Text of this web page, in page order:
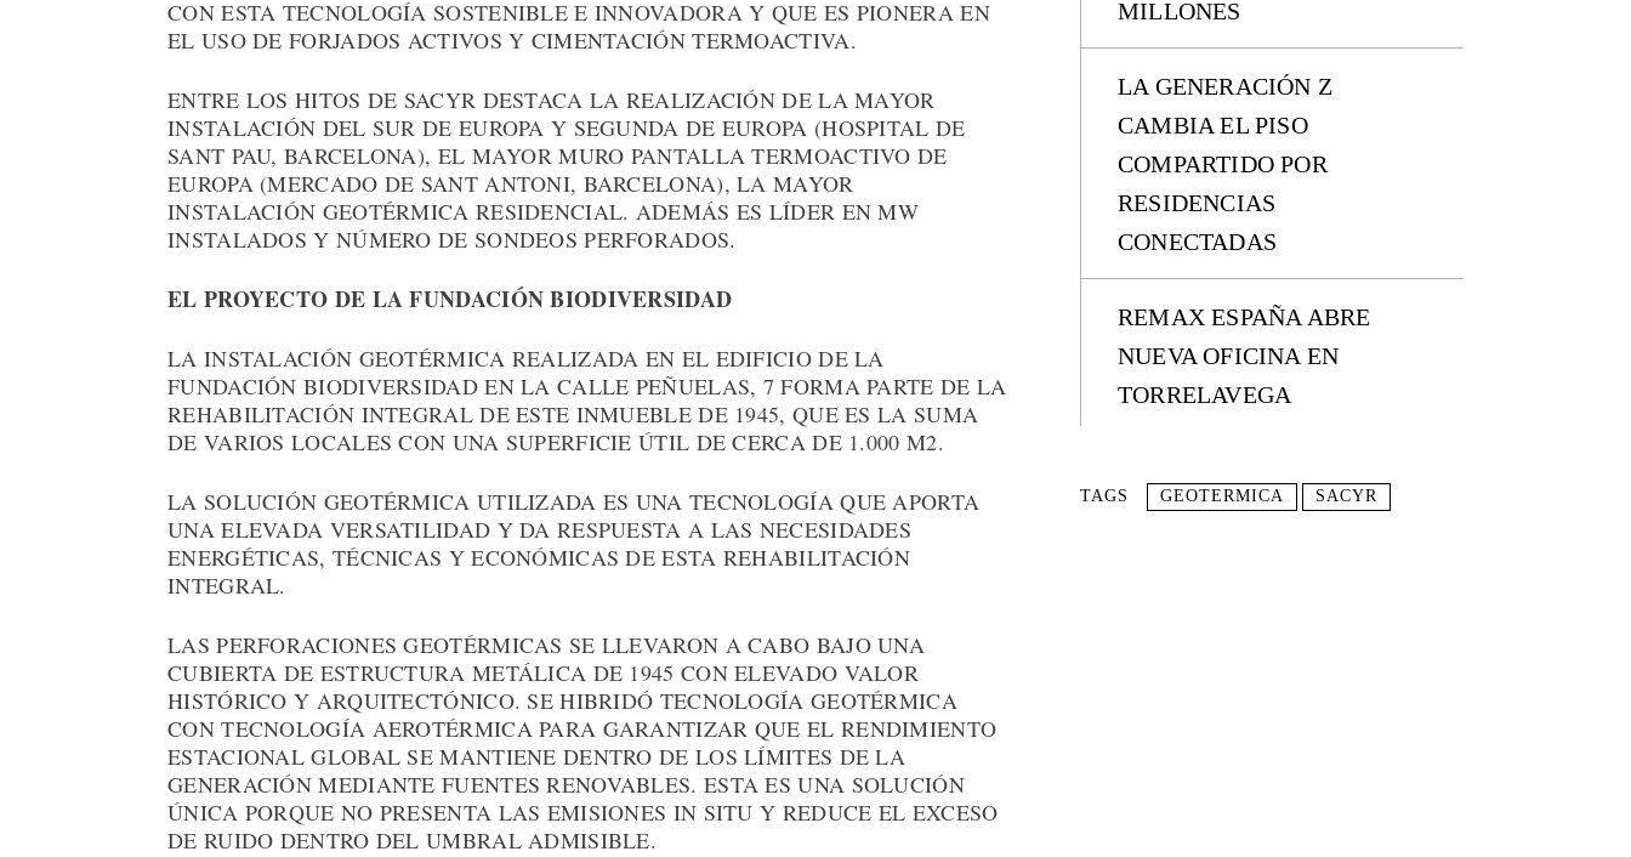
CON ESTA TECNOLOGÍA SOSTENIBLE E INNOVADORA Y QUE ES PIONERA EN
EL USO DE FORJADOS ACTIVOS Y CIMENTACIÓN TERMOACTIVA.
ENTRE LOS HITOS DE SACYR DESTACA LA REALIZACIÓN DE LA MAYOR
INSTALACIÓN DEL SUR DE EUROPA Y SEGUNDA DE EUROPA (HOSPITAL DE
SANT PAU, BARCELONA), EL MAYOR MURO PANTALLA TERMOACTIVO DE
EUROPA (MERCADO DE SANT ANTONI, BARCELONA), LA MAYOR
INSTALACIÓN GEOTÉRMICA RESIDENCIAL. ADEMÁS ES LÍDER EN MW
INSTALADOS Y NÚMERO DE SONDEOS PERFORADOS.
EL PROYECTO DE LA FUNDACIÓN BIODIVERSIDAD
LA INSTALACIÓN GEOTÉRMICA REALIZADA EN EL EDIFICIO DE LA
FUNDACIÓN BIODIVERSIDAD EN LA CALLE PEÑUELAS, 7 FORMA PARTE DE LA
REHABILITACIÓN INTEGRAL DE ESTE INMUEBLE DE 1945, QUE ES LA SUMA
DE VARIOS LOCALES CON UNA SUPERFICIE ÚTIL DE CERCA DE 1.000 M2.
LA SOLUCIÓN GEOTÉRMICA UTILIZADA ES UNA TECNOLOGÍA QUE APORTA
UNA ELEVADA VERSATILIDAD Y DA RESPUESTA A LAS NECESIDADES
ENERGÉTICAS, TÉCNICAS Y ECONÓMICAS DE ESTA REHABILITACIÓN
INTEGRAL.
LAS PERFORACIONES GEOTÉRMICAS SE LLEVARON A CABO BAJO UNA
CUBIERTA DE ESTRUCTURA METÁLICA DE 1945 CON ELEVADO VALOR
HISTÓRICO Y ARQUITECTÓNICO. SE HIBRIDÓ TECNOLOGÍA GEOTÉRMICA
CON TECNOLOGÍA AEROTÉRMICA PARA GARANTIZAR QUE EL RENDIMIENTO
ESTACIONAL GLOBAL SE MANTIENE DENTRO DE LOS LÍMITES DE LA
GENERACIÓN MEDIANTE FUENTES RENOVABLES. ESTA ES UNA SOLUCIÓN
ÚNICA PORQUE NO PRESENTA LAS EMISIONES IN SITU Y REDUCE EL EXCESO
DE RUIDO DENTRO DEL UMBRAL ADMISIBLE.
MILLONES
LA GENERACIÓN Z
CAMBIA EL PISO
COMPARTIDO POR
RESIDENCIAS
CONECTADAS
REMAX ESPAÑA ABRE
NUEVA OFICINA EN
TORRELAVEGA
TAGS GEOTERMICA SACYR